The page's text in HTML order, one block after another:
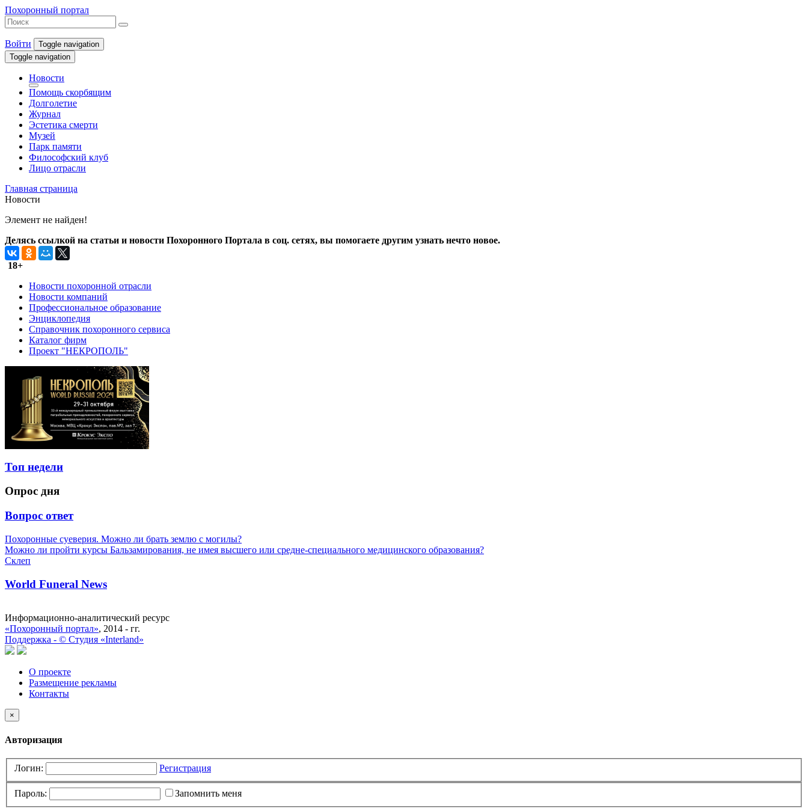
Похоронный портал
Войти
Toggle navigation
Toggle navigation
Новости
Помощь скорбящим
Долголетие
Журнал
Эстетика смерти
Музей
Парк памяти
Философский клуб
Лицо отрасли
Главная страница
Новости
Элемент не найден!
Делясь ссылкой на статьи и новости Похоронного Портала в соц. сетях, вы помогаете другим узнать нечто новое.
18+
Новости похоронной отрасли
Новости компаний
Профессиональное образование
Энциклопедия
Справочник похоронного сервиса
Каталог фирм
Проект "НЕКРОПОЛЬ"
Топ недели
Опрос дня
Вопрос ответ
Похоронные суеверия. Можно ли брать землю с могилы?
Можно ли пройти курсы Бальзамирования, не имея высшего или средне-специального медицинского образования?
Склеп
World Funeral News
Информационно-аналитический ресурс
«Похоронный портал», 2014 - гг.
Поддержка - © Cтудия «Interland»
О проекте
Размещение рекламы
Контакты
×
Авторизация
Логин: Регистрация
Пароль:
Запомнить меня